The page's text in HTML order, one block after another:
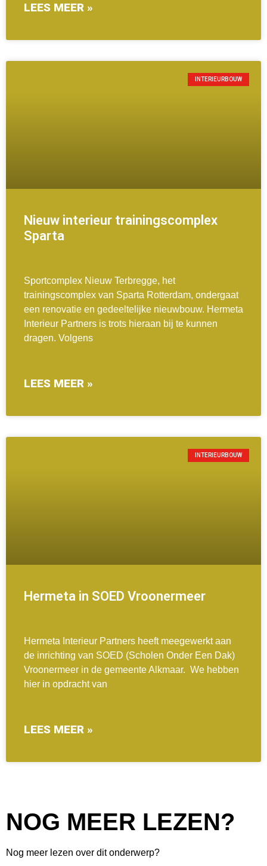
LEES MEER »
INTERIEURBOUW
Nieuw interieur trainingscomplex
Sparta
Sportcomplex Nieuw Terbregge, het
trainingscomplex van Sparta Rotterdam, ondergaat
een renovatie en gedeeltelijke nieuwbouw. Hermeta
Interieur Partners is trots hieraan bij te kunnen
dragen. Volgens
LEES MEER »
INTERIEURBOUW
Hermeta in SOED Vroonermeer
Hermeta Interieur Partners heeft meegewerkt aan
de inrichting van SOED (Scholen Onder Een Dak)
Vroonermeer in de gemeente Alkmaar. We hebben
hier in opdracht van
LEES MEER »
NOG MEER LEZEN?
Nog meer lezen over dit onderwerp?